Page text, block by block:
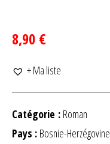
8,90 €
+ Ma liste
Catégorie : Roman
Pays : Bosnie-Herzégovine